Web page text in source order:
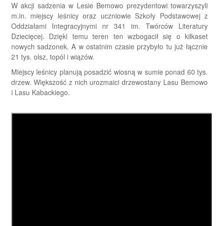
W akcji sadzenia w Lesie Bemowo prezydentowi towarzyszyli
m.in. miejscy leśnicy oraz uczniowie Szkoły Podstawowej z
Oddziałami Integracyjnymi nr 341 im. Twórców Literatury
Dziecięcej. Dzięki temu teren ten wzbogacił się o kilkaset
nowych sadzonek. A w ostatnim czasie przybyło tu już łącznie
21 tys. olsz, topól i wiązów.
Miejscy leśnicy planują posadzić wiosną w sumie ponad 60 tys.
drzew. Większość z nich urozmaici drzewostany Lasu Bemowo
i Lasu Kabackiego.